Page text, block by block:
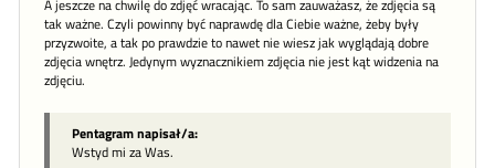
A jeszcze na chwilę do zdjęć wracając. To sam zauważasz, że zdjęcia są
tak ważne. Czyli powinny być naprawdę dla Ciebie ważne, żeby były
przyzwoite, a tak po prawdzie to nawet nie wiesz jak wyglądają dobre
zdjęcia wnętrz. Jedynym wyznacznikiem zdjęcia nie jest kąt widzenia na
zdjęciu.
Pentagram napisał/a:
Wstyd mi za Was.